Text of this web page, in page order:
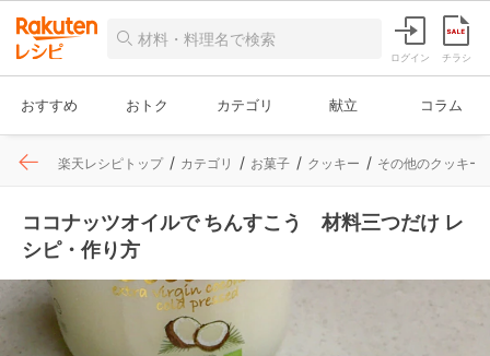
ログイン チラシ
おすすめ おトク カテゴリ 献立 コラム
楽天レシピトップ カテゴリ お菓子 クッキー その他のクッキー
ココナッツオイルで ちんすこう 材料三つだけ レ
シピ・作り方